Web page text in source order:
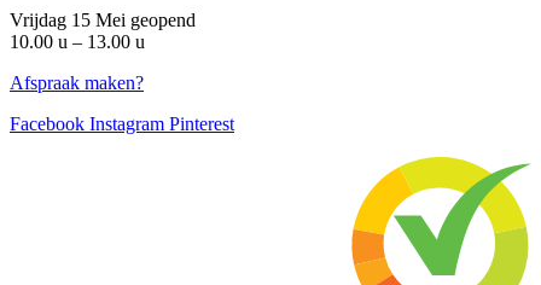
Vrijdag 15 Mei geopend
10.00 u – 13.00 u
Afspraak maken?
Facebook Instagram Pinterest